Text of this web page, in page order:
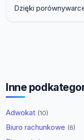
Dzięki
Inne
Adwokat (10)
Biuro rachunkowe (6)